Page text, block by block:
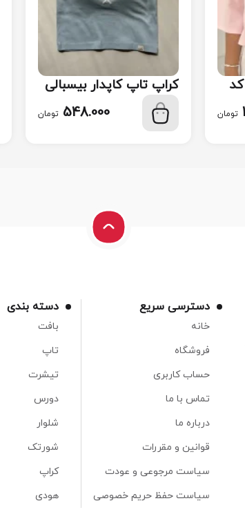
تومان
کراپ تاپ کاپدار بیسبالی
کد 116
548.000 تومان
دسترسی سریع
خانه
فروشگاه
حساب کاربری
تماس با ما
درباره ما
قوانین و مقررات
سیاست مرجوعی و عودت
سیاست حفظ حریم خصوصی
دسته بندی
بافت
تاپ
تیشرت
دورس
شلوار
شورتک
کراپ
هودی